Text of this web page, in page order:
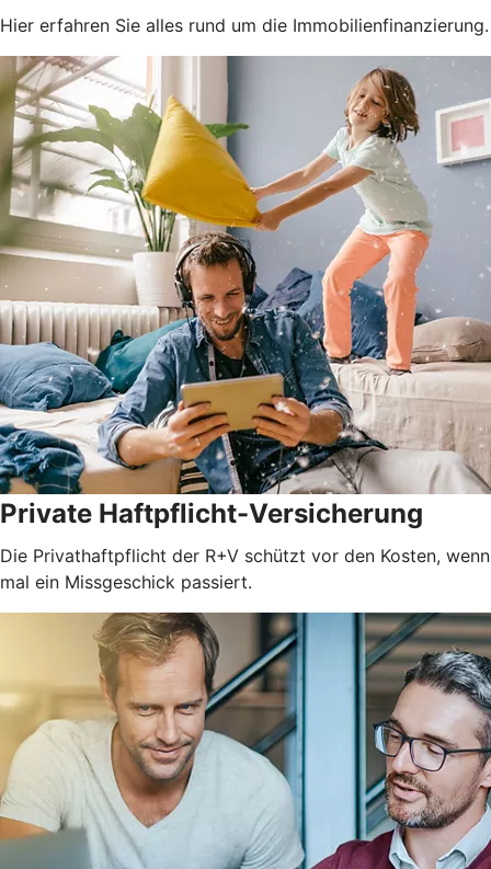
Hier erfahren Sie alles rund um die Immobilienfinanzierung.
Private Haftpflicht-Versicherung
Die Privathaftpflicht der R+V schützt vor den Kosten, wenn
mal ein Missgeschick passiert.